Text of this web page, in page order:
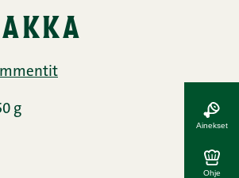
g
Ainekset
Ohje